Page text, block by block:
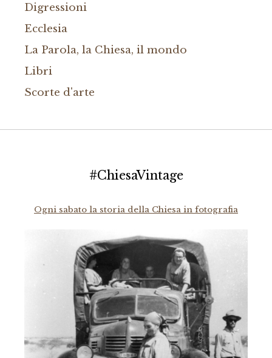
Digressioni
Ecclesia
La Parola, la Chiesa, il mondo
Libri
Scorte d'arte
#ChiesaVintage
Ogni sabato la storia della Chiesa in fotografia